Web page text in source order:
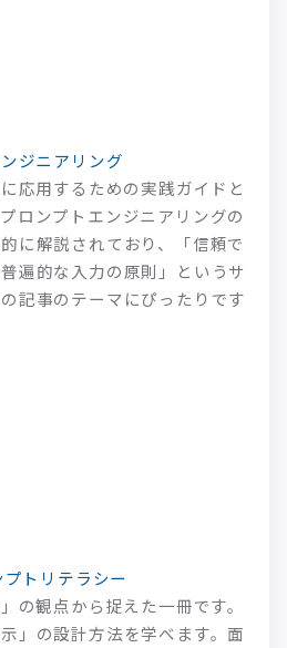
ジニアリング
応用するための実践ガイドと
ロンプトエンジニアリングの
に解説されており、「信頼で
遍的な入力の原則」というサ
記事のテーマにぴったりです
トリテラシー
の観点から捉えた一冊です。
」の設計方法を学べます。面